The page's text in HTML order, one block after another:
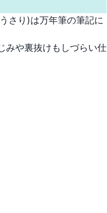
さり)は万年筆の筆記に
みや裏抜けもしづらい仕